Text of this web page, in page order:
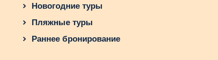
Новогодние туры
Пляжные туры
Раннее бронирование